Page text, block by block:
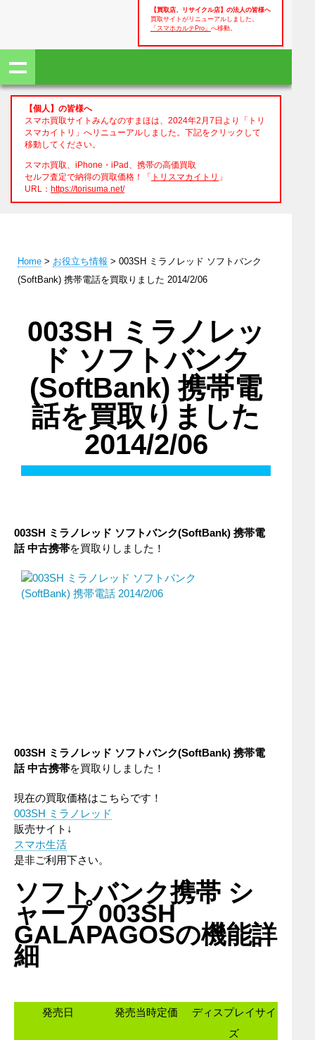
【買取店、リサイクル店】の法人の皆様へ
買取サイトがリニューアルしました。
「スマホカルテPro」 へ移動。
【個人】の皆様へ
スマホ買取サイトみんなのすまほは、2024年2月7日より「トリ
スマカイトリ」へリニューアルしました。下記をクリックして
移動してください。
スマホ買取、iPhone・iPad、携帯の高価買取
セルフ査定で納得の買取価格！「 トリスマカイトリ 」
URL： https://torisuma.net/
Home > お役立ち情報 > 003SH ミラノレッド ソフトバンク
(SoftBank) 携帯電話を買取りました 2014/2/06
003SH ミラノレッ
ド ソフトバンク
(SoftBank) 携帯電
話を買取りました
2014/2/06
003SH ミラノレッド ソフトバンク(SoftBank) 携帯電
話 中古携帯を買取りしました！
003SH ミラノレッド ソフトバンク(SoftBank) 携帯電
話 中古携帯を買取りしました！
現在の買取価格はこちらです！
003SH ミラノレッド
販売サイト↓
スマホ生活
是非ご利用下さい。
ソフトバンク携帯 シ
ャープ 003SH
GALAPAGOSの機能詳
細
発売日 発売当時定価
ディスプレイサイ
ズ